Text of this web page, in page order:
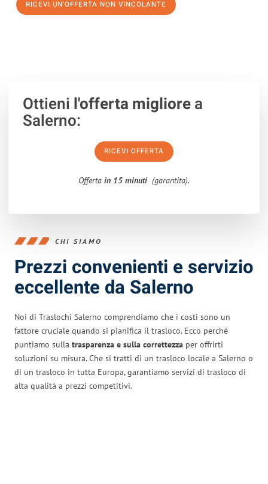
RICEVI UN'OFFERTA NON VINCOLANTE
Ottieni l'offerta migliorea
Salerno:
RICEVI OFFERTA
Offerta in 15 minuti (garantita).
CHI SIAMO
Prezzi convenienti e servizio
eccellente da Salerno
Noi di Traslochi Salerno comprendiamo che i costi sono un
fattore cruciale quando si pianifica il trasloco. Ecco perché
puntiamo sulla trasparenza e sulla correttezza per offrirti
soluzioni su misura. Che si tratti di un trasloco locale a Salerno o
di un trasloco in tutta Europa, garantiamo servizi di trasloco di
alta qualità a prezzi competitivi.